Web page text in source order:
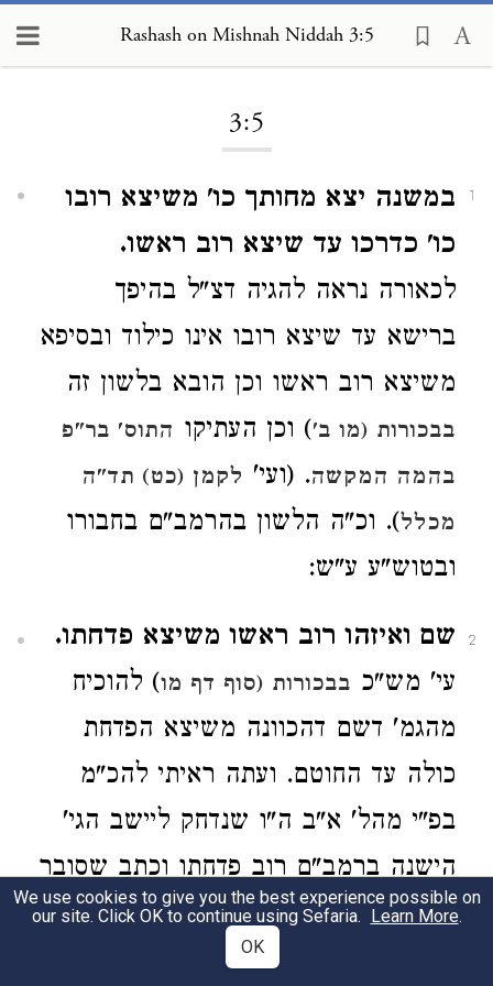
Rashash on Mishnah Niddah 3:5
3:5
1
במשנה יצא מחותך כו' משיצא רובו
כו' כדרכו עד שיצא רוב ראשו.
לכאורה נראה להגיה דצ"ל בהיפך
ברישא עד שיצא רובו אינו כילוד ובסיפא
משיצא רוב ראשו וכן הובא בלשון זה
בבכורות (מו ב') וכן העתיקו התוס' בר"פ
בהמה המקשה. (ועי' לקמן (כט) תד"ה
מכלל). וכ"ה הלשון בהרמב"ם בחבורו
ובטוש"ע ע"ש:
2
שם ואיזהו רוב ראשו משיצא פדחתו.
עי' מש"כ בבכורות (סוף דף מו) להוכיח
מהגמ' דשם דהכוונה משיצא הפדחת
כולה עד החוטם. ועתה ראיתי להכ"מ
בפ"י מהל' א"ב ה"ו שנדחק ליישב הגי'
הישנה ברמב"ם רוב פדחתו וכתב שסובר
שאינו נקרא ראש (כצ"ל שם וכמו שהוא
בב"י) אלא הגולגולת כו' ע"ש ור"ל עד
We use cookies to give you the best experience possible on
our site. Click OK to continue using Sefaria. Learn More.
OK